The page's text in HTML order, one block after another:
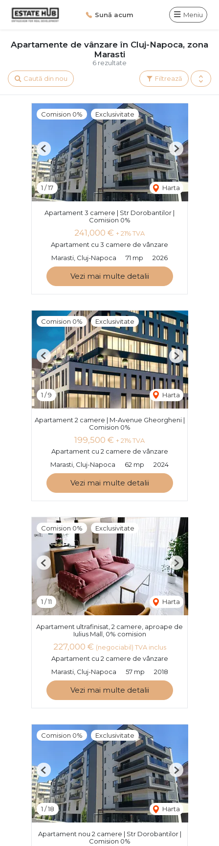
Sună acum Meniu
6 rezultate
Apartamente de vânzare în Cluj-Napoca, zona
Marasti
Filtrează
Caută din nou
Comision 0% Exclusivitate
1 /17 Harta
Previous Next
Apartament 3 camere | Str Dorobantilor |
Comision 0%
241,000 € + 21% TVA
Apartament cu 3 camere de vânzare
Marasti, Cluj-Napoca
71 mp 2026
Vezi mai multe detalii
Comision 0% Exclusivitate
1 /9 Harta
Previous Next
Apartament 2 camere | M-Avenue Gheorgheni |
Comision 0%
199,500 € + 21% TVA
Apartament cu 2 camere de vânzare
Marasti, Cluj-Napoca
62 mp 2024
Vezi mai multe detalii
Comision 0% Exclusivitate
1 /11 Harta
Previous Next
Apartament ultrafinisat, 2 camere, aproape de
Iulius Mall, 0% comision
227,000 € (negociabil) TVA inclus
Apartament cu 2 camere de vânzare
Marasti, Cluj-Napoca
57 mp 2018
Vezi mai multe detalii
Comision 0% Exclusivitate
1 /18 Harta
Previous Next
Apartament nou 2 camere | Str Dorobantilor |
Comision 0%